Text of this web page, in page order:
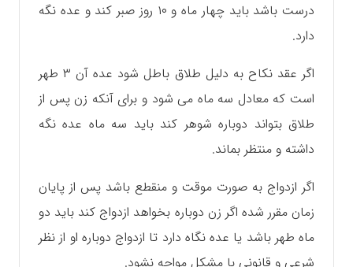
درست باشد باید چهار ماه و ۱۰ روز صبر کند و عده نگه
دارد.
اگر عقد نکاح به دلیل طلاق باطل شود عده آن ۳ طهر
است که معادل سه ماه می شود و برای آنکه زن پس از
طلاق بتواند دوباره شوهر کند باید سه ماه عده نگه
داشته و منتظر بماند.
اگر ازدواج به صورت موقت و منقطع باشد پس از پایان
زمان مقرر شده اگر زن دوباره بخواهد ازدواج کند باید دو
ماه طهر باشد یا عده نگاه دارد تا ازدواج دوباره او از نظر
شرعی و قانونی با مشکل مواجه نشود.